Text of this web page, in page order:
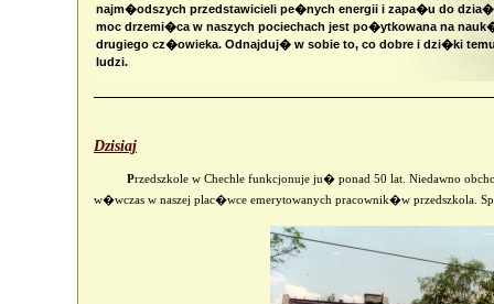
najm�odszych przedstawicieli pe�nych energii i zapa�u do
moc drzemi�ca w naszych pociechach jest po�ytkowana na
drugiego cz�owieka. Odnajduj� w sobie to, co dobre i dzi�ki
ludzi.
Dzisiaj
Przedszkole w Chechle funkcjonuje ju� ponad 50 lat. Niedawno
w�wczas w naszej plac�wce emerytowanych pracownik�w przedszkola.